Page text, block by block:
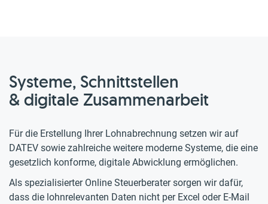
Systeme, Schnittstellen
& digitale Zusammenarbeit
Für die Erstellung Ihrer Lohnabrechnung setzen wir auf
DATEV sowie zahlreiche weitere moderne Systeme, die eine
gesetzlich konforme, digitale Abwicklung ermöglichen.
Als spezialisierter Online Steuerberater sorgen wir dafür,
dass die lohnrelevanten Daten nicht per Excel oder E-Mail